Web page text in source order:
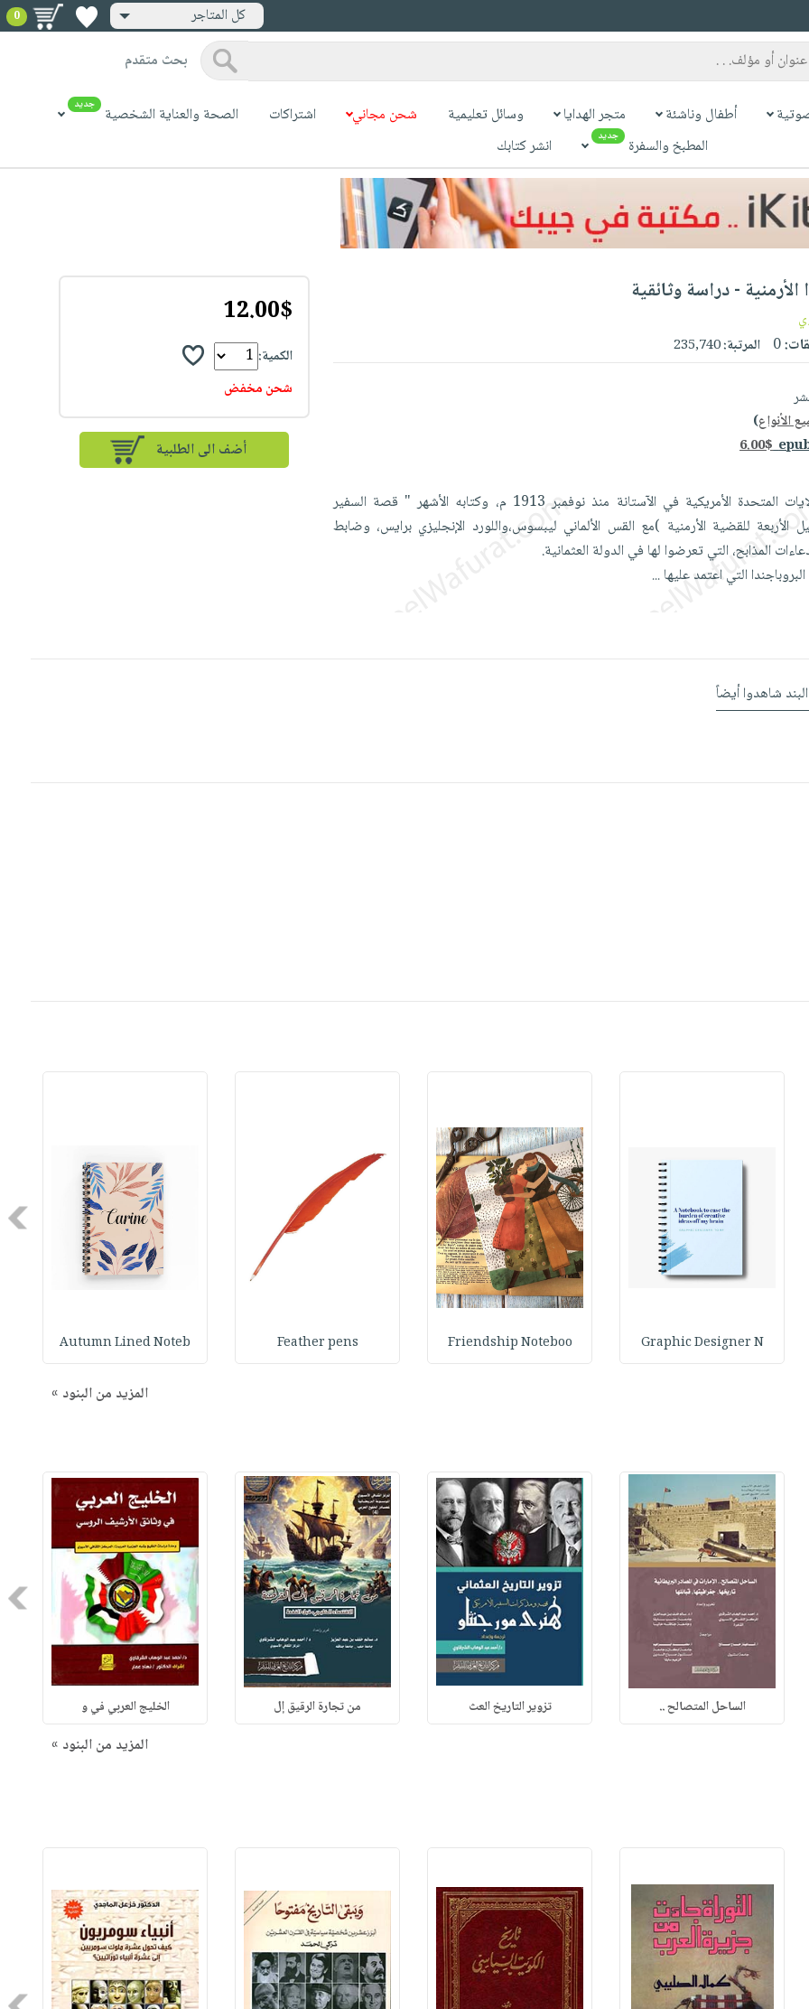
كل المتاجر 0
بحث متقدم
أطفال وناشئة متجر الهدايا وسائل تعليمية شحن مجاني اشتراكات الصحة والعناية الشخصية جديد
المطبخ والسفرة جديد انشر كتابك
الأرمنية - دراسة وثائقية
0 المرتبة:235,740
الأنواع)
6.00$
هنري مورجنثاو سفير الولايات المتحدة الأمريكية في الآستانة منذ نوفمبر 1913 م، وكتابه الأشهر " قصة السفير
الأربعة للقضية الأرمنية )مع القس الألماني ليبسوس،واللورد الإنجليزي برايس، وضابط
المذابح، التي تعرضوا لها في الدولة العثمانية.
التي اعتمد عليها...
12.00$
الكمية:
شحن مخفض
أضف الى الطلبية
شاهدوا أيضاً
Graphic Designer N
Friendship Noteboo
Feather pens
Autumn Lined Noteb
المزيد من البنود »
الساحل المتصالح .. تزوير التاريخ العث من تجارة الرقيق إل الخليج العربي في و
المزيد من البنود »